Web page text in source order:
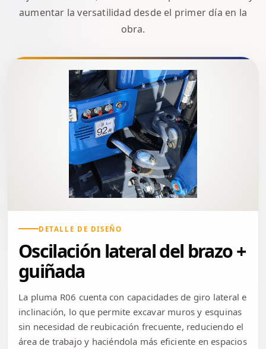
aumentar la versatilidad desde el primer día en la
obra.
DETALLE DE DISEÑO
Oscilación lateral del brazo +
guiñada
La pluma R06 cuenta con capacidades de giro lateral e
inclinación, lo que permite excavar muros y esquinas
sin necesidad de reubicación frecuente, reduciendo el
área de trabajo y haciéndola más eficiente en espacios